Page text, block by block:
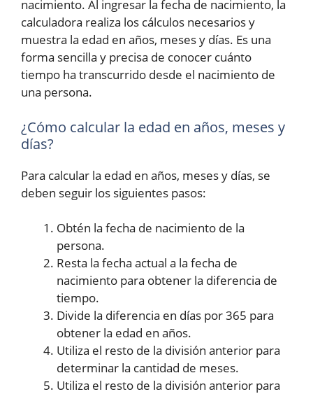
nacimiento. Al ingresar la fecha de nacimiento, la
calculadora realiza los cálculos necesarios y
muestra la edad en años, meses y días. Es una
forma sencilla y precisa de conocer cuánto
tiempo ha transcurrido desde el nacimiento de
una persona.
¿Cómo calcular la edad en años, meses y
días?
Para calcular la edad en años, meses y días, se
deben seguir los siguientes pasos:
Obtén la fecha de nacimiento de la
persona.
Resta la fecha actual a la fecha de
nacimiento para obtener la diferencia de
tiempo.
Divide la diferencia en días por 365 para
obtener la edad en años.
Utiliza el resto de la división anterior para
determinar la cantidad de meses.
Utiliza el resto de la división anterior para